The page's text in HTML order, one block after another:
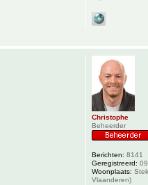
Christophe
Beheerder
Berichten: 8141
Geregistreerd:
Woonplaats:
Vlaanderen)